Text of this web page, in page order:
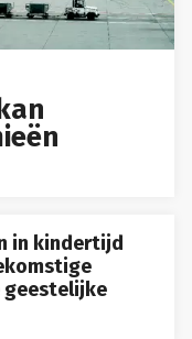
in kindertijd
geestelijke